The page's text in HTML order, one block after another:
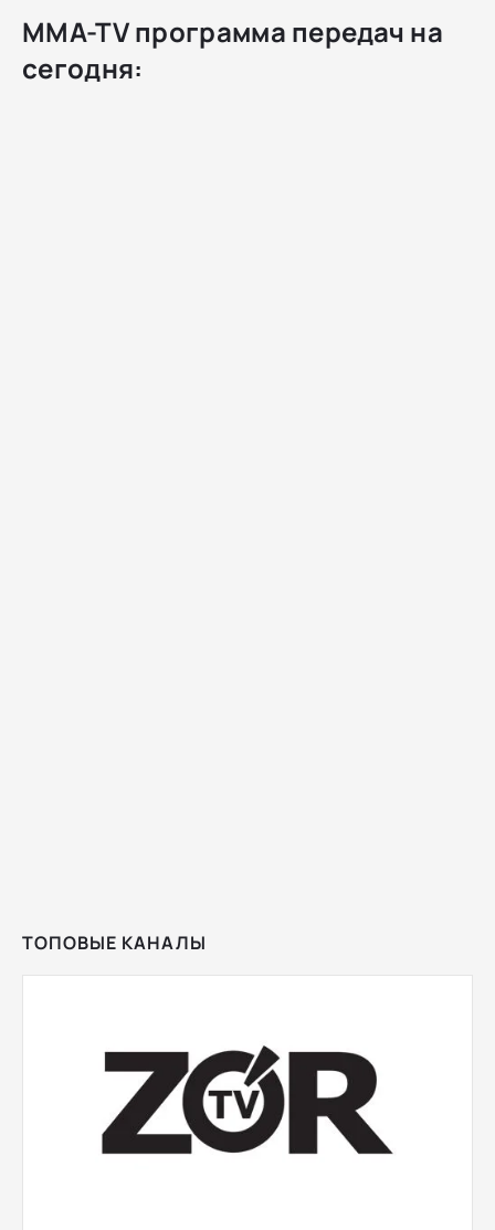
MMA-TV программа передач на
сегодня:
ТОПОВЫЕ КАНАЛЫ